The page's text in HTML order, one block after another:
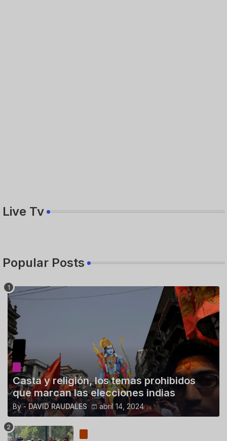
Live Tv
Popular Posts
Casta y religión, los temas prohibidos
que marcan las elecciones indias
By - DAVID RAUDALES abril 14, 2024